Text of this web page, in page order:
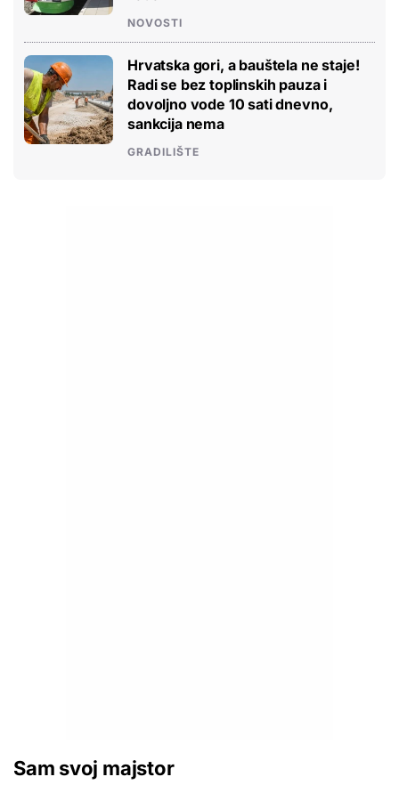
NOVOSTI
Hrvatska gori, a bauštela ne staje!
Radi se bez toplinskih pauza i
dovoljno vode 10 sati dnevno,
sankcija nema
GRADILIŠTE
Sam svoj majstor